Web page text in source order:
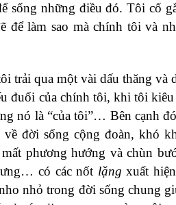
sống những điều đó. Tôi cố
để làm sao mà chính tôi và
trải qua một vài dấu thăng và
đuối của chính tôi, khi tôi
nó là “của tôi”… Bên cạnh
đời sống cộng đoàn, khó
phương hướng và chùn
có các nốt lặng xuất
nhỏ trong đời sống chung